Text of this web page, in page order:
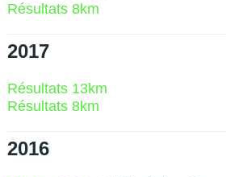
Résultats 8km
2017
Résultats 13km
Résultats 8km
2016